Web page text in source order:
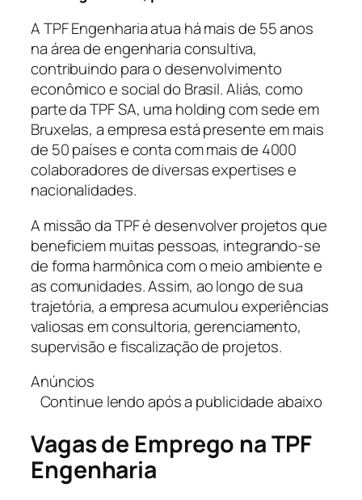
A TPF Engenharia atua há mais de 55 anos
na área de engenharia consultiva,
contribuindo para o desenvolvimento
econômico e social do Brasil. Aliás, como
parte da TPF SA, uma holding com sede em
Bruxelas, a empresa está presente em mais
de 50 países e conta com mais de 4000
colaboradores de diversas expertises e
nacionalidades.
A missão da TPF é desenvolver projetos que
beneficiem muitas pessoas, integrando-se
de forma harmônica com o meio ambiente e
as comunidades. Assim, ao longo de sua
trajetória, a empresa acumulou experiências
valiosas em consultoria, gerenciamento,
supervisão e fiscalização de projetos.
Anúncios
Continue lendo após a publicidade abaixo
Vagas de Emprego na TPF
Engenharia